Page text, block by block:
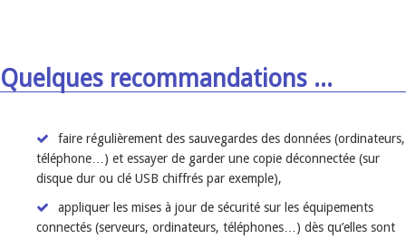
Quelques recommandations ...
faire régulièrement des sauvegardes des données (ordinateurs,
téléphone…) et essayer de garder une copie déconnectée (sur
disque dur ou clé USB chiffrés par exemple),
appliquer les mises à jour de sécurité sur les équipements
connectés (serveurs, ordinateurs, téléphones…) dès qu’elles sont